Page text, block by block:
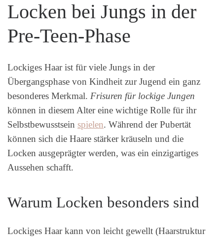
Locken bei Jungs in der
Pre-Teen-Phase
Lockiges Haar ist für viele Jungs in der
Übergangsphase von Kindheit zur Jugend ein ganz
besonderes Merkmal. Frisuren für lockige Jungen
können in diesem Alter eine wichtige Rolle für ihr
Selbstbewusstsein spielen. Während der Pubertät
können sich die Haare stärker kräuseln und die
Locken ausgeprägter werden, was ein einzigartiges
Aussehen schafft.
Warum Locken besonders sind
Lockiges Haar kann von leicht gewellt (Haarstruktur